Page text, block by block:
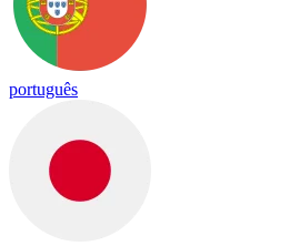
português